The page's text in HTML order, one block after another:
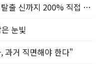
'액션 가이' 재탄생 이동욱, 상탈 탈출 신까지 200% 직접 소화
눈빛
과거 직면해야 한다"